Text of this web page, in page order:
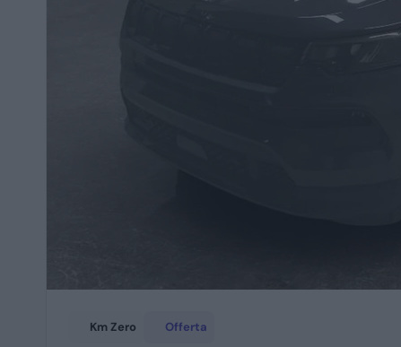
Km Zero Offerta